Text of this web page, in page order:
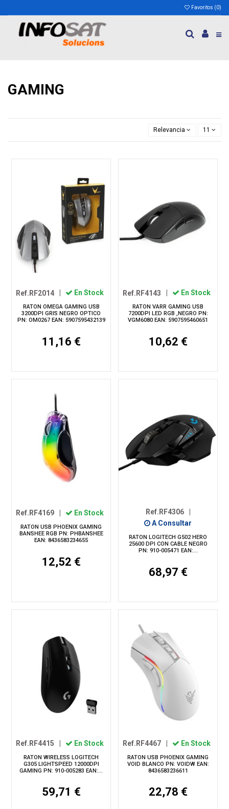
Favoritos (0)
GAMING
Relevancia 11
Ref.RF2014 En Stock
RATON OMEGA GAMING USB
3200DPI GRIS NEGRO OPTICO
PN: OM0267 EAN: 5907595432139
11,16 €
Ref.RF4143 En Stock
RATON VARR GAMING USB
7200DPI LED RGB ,NEGRO PN:
VGM6080 EAN: 5907595460651
10,62 €
Ref.RF4169 En Stock
RATON USB PHOENIX GAMING
BANSHEE RGB PN: PHBANSHEE
EAN: 8436583234655
12,52 €
Ref.RF4306
A Consultar
RATON LOGITECH G502 HERO
25600 DPI CON CABLE NEGRO
PN: 910-005471 EAN:...
68,97 €
Ref.RF4415 | En Stock
RATON WIRELESS LOGITECH
G305 LIGHTSPEED 12000DPI
GAMING PN: 910-005283 EAN:...
59,71 €
Ref.RF4467 | En Stock
RATON USB PHOENIX GAMING
VOID BLANCO PN: VOIDW EAN:
8436583236611
22,78 €